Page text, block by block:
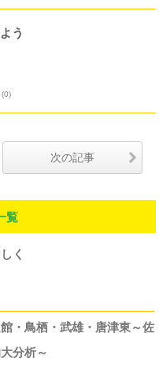
う
次の記事
覧
く
・鳥栖・武雄・唐津東～佐
分析～